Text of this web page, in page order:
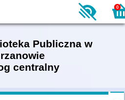
0
Publiczna w
centralny